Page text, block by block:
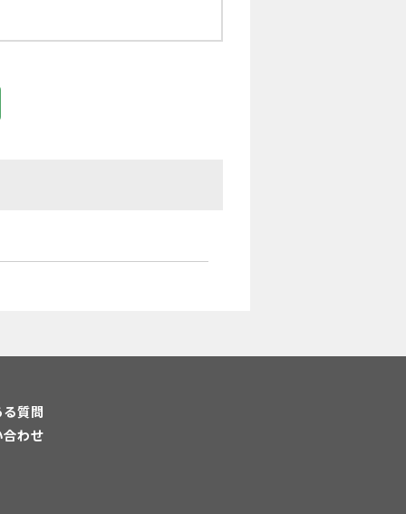
質問
わせ